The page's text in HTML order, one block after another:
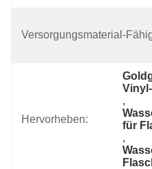
Versorgungsmaterial-
Hervorheben:
,
für
,